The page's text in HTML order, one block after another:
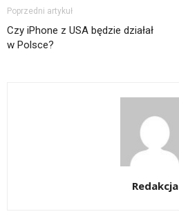
Poprzedni artykuł
Czy iPhone z USA będzie działał
w Polsce?
Redakcja